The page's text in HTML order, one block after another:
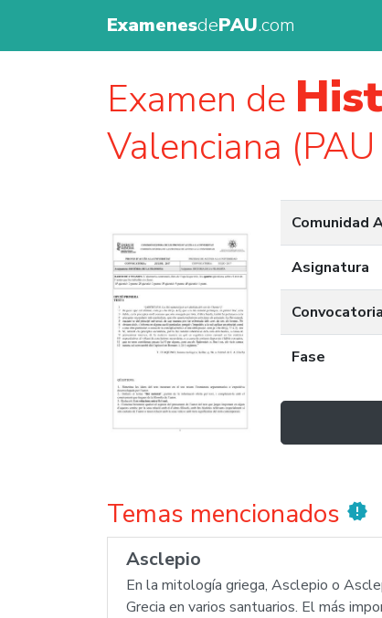
ExamenesdePAU.com
Examen de
Valenciana
Comunidad
Asignatura
Convocatoria
Fase
Temas mencionados new_releases
Asclepio
En la mitología griega, Asclepio o
Grecia en varios santuarios. El más